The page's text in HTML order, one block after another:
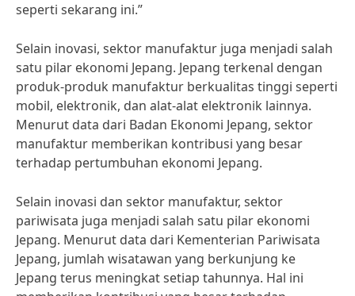
seperti sekarang ini.”
Selain inovasi, sektor manufaktur juga menjadi salah
satu pilar ekonomi Jepang. Jepang terkenal dengan
produk-produk manufaktur berkualitas tinggi seperti
mobil, elektronik, dan alat-alat elektronik lainnya.
Menurut data dari Badan Ekonomi Jepang, sektor
manufaktur memberikan kontribusi yang besar
terhadap pertumbuhan ekonomi Jepang.
Selain inovasi dan sektor manufaktur, sektor
pariwisata juga menjadi salah satu pilar ekonomi
Jepang. Menurut data dari Kementerian Pariwisata
Jepang, jumlah wisatawan yang berkunjung ke
Jepang terus meningkat setiap tahunnya. Hal ini